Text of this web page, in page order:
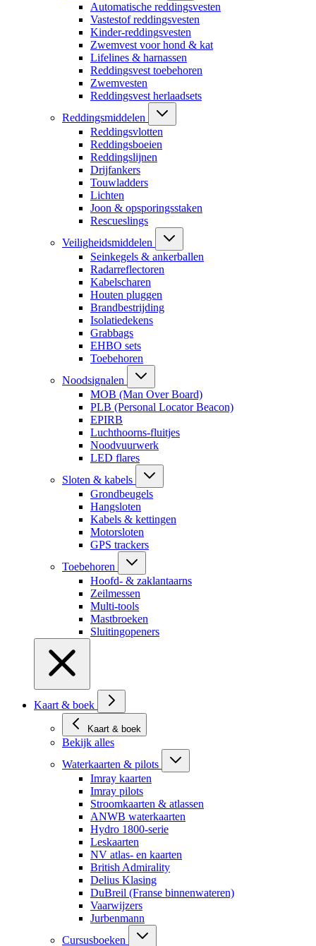
Automatische reddingsvesten
Vastestof reddingsvesten
Kinder-reddingsvesten
Zwemvest voor hond & kat
Lifelines & harnassen
Reddingsvest toebehoren
Zwemvesten
Reddingsvest herlaadsets
Reddingsmiddelen
Reddingsvlotten
Reddingsboeien
Reddingslijnen
Drijfankers
Touwladders
Lichten
Joon & opsporingsstaken
Rescueslings
Veiligheidsmiddelen
Seinkegels & ankerballen
Radarreflectoren
Kabelscharen
Houten pluggen
Brandbestrijding
Isolatiedekens
Grabbags
EHBO sets
Toebehoren
Noodsignalen
MOB (Man Over Board)
PLB (Personal Locator Beacon)
EPIRB
Luchthoorns-fluitjes
Noodvuurwerk
LED flares
Sloten & kabels
Grondbeugels
Hangsloten
Kabels & kettingen
Motorsloten
GPS trackers
Toebehoren
Hoofd- & zaklantaarns
Zeilmessen
Multi-tools
Mastbroeken
Sluitingopeners
Kaart & boek
Kaart & boek
Bekijk alles
Waterkaarten & pilots
Imray kaarten
Imray pilots
Stroomkaarten & atlassen
ANWB waterkaarten
Hydro 1800-serie
Leskaarten
NV atlas- en kaarten
British Admirality
Delius Klasing
DuBreil (Franse binnenwateren)
Vaarwijzers
Jurbenmann
Cursusboeken